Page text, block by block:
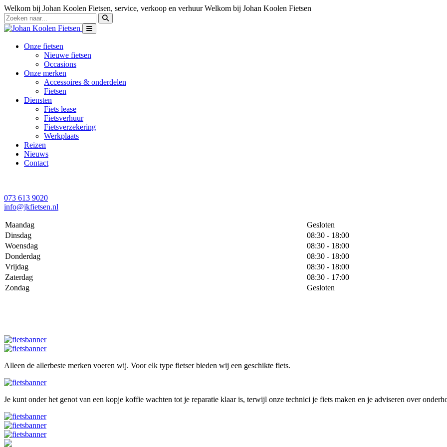
Welkom bij Johan Koolen Fietsen, service, verkoop en verhuurWelkom bij Johan Koolen Fietsen
Onze fietsen
Nieuwe fietsen
Occasions
Onze merken
Accessoires & onderdelen
Fietsen
Diensten
Fiets lease
Fietsverhuur
Fietsverzekering
Werkplaats
Reizen
Nieuws
Contact
073 613 9020
info@jkfietsen.nl
Maandag
Gesloten
Dinsdag
08:30 - 18:00
Woensdag
08:30 - 18:00
Donderdag
08:30 - 18:00
Vrijdag
08:30 - 18:00
Zaterdag
08:30 - 17:00
Zondag
Gesloten
Alleen de allerbeste merken voeren wij. Voor elk type fietser bieden wij een geschikte fiets.
Je kunt onder het genot van een kopje koffie wachten tot je reparatie klaar is, terwijl onze technici je fiets maken en je adviseren over